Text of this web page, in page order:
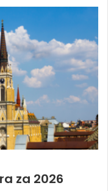
za 2026